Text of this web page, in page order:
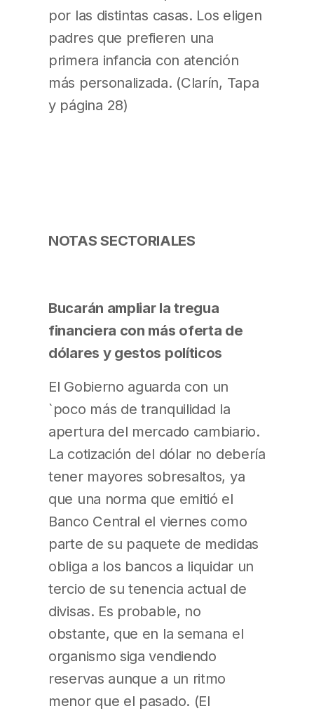
por las distintas casas. Los eligen
padres que prefieren una
primera infancia con atención
más personalizada. (Clarín, Tapa
y página 28)
NOTAS SECTORIALES
Bucarán ampliar la tregua
financiera con más oferta de
dólares y gestos políticos
El Gobierno aguarda con un
`poco más de tranquilidad la
apertura del mercado cambiario.
La cotización del dólar no debería
tener mayores sobresaltos, ya
que una norma que emitió el
Banco Central el viernes como
parte de su paquete de medidas
obliga a los bancos a liquidar un
tercio de su tenencia actual de
divisas. Es probable, no
obstante, que en la semana el
organismo siga vendiendo
reservas aunque a un ritmo
menor que el pasado. (El